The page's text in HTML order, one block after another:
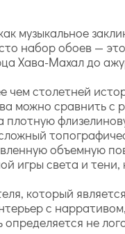
музыкальное
набор обоев —
Хава-Махал до
столетней
можно сравнить с
плотную
объемную
игры света и
который
с
не